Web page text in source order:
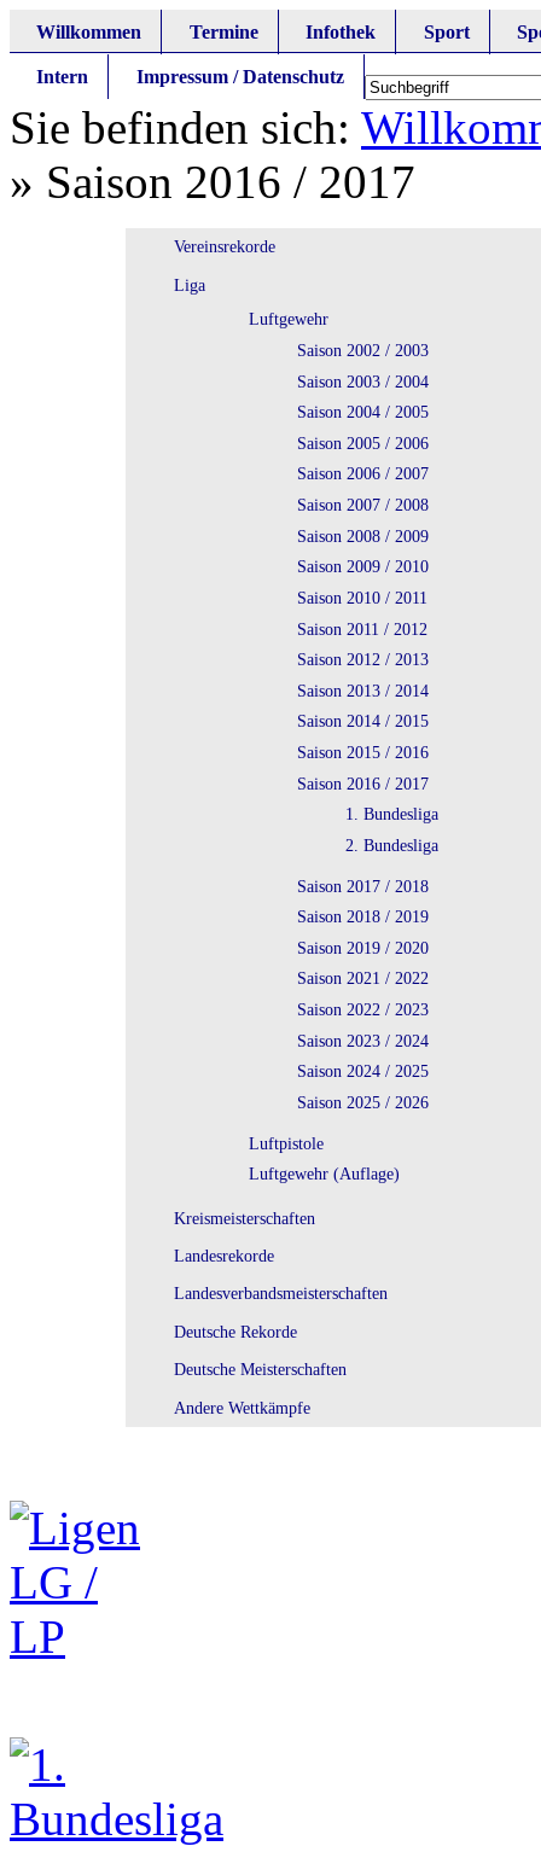
Willkommen Termine Infothek Sport
Intern Impressum / Datenschutz
Sie befinden sich:
» Saison 2016 / 2017
Vereinsrekorde
Liga
Luftgewehr
Saison 2002 / 2003
Saison 2003 / 2004
Saison 2004 / 2005
Saison 2005 / 2006
Saison 2006 / 2007
Saison 2007 / 2008
Saison 2008 / 2009
Saison 2009 / 2010
Saison 2010 / 2011
Saison 2011 / 2012
Saison 2012 / 2013
Saison 2013 / 2014
Saison 2014 / 2015
Saison 2015 / 2016
Saison 2016 / 2017
1. Bundesliga
2. Bundesliga
Saison 2017 / 2018
Saison 2018 / 2019
Saison 2019 / 2020
Saison 2021 / 2022
Saison 2022 / 2023
Saison 2023 / 2024
Saison 2024 / 2025
Saison 2025 / 2026
Luftpistole
Luftgewehr (Auflage)
Kreismeisterschaften
Landesrekorde
Landesverbandsmeisterschaften
Deutsche Rekorde
Deutsche Meisterschaften
Andere Wettkämpfe